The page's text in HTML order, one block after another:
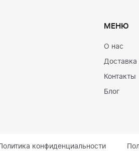
МЕНЮ
О нас
Доставка
Контакты
Блог
Политика конфиденциальности